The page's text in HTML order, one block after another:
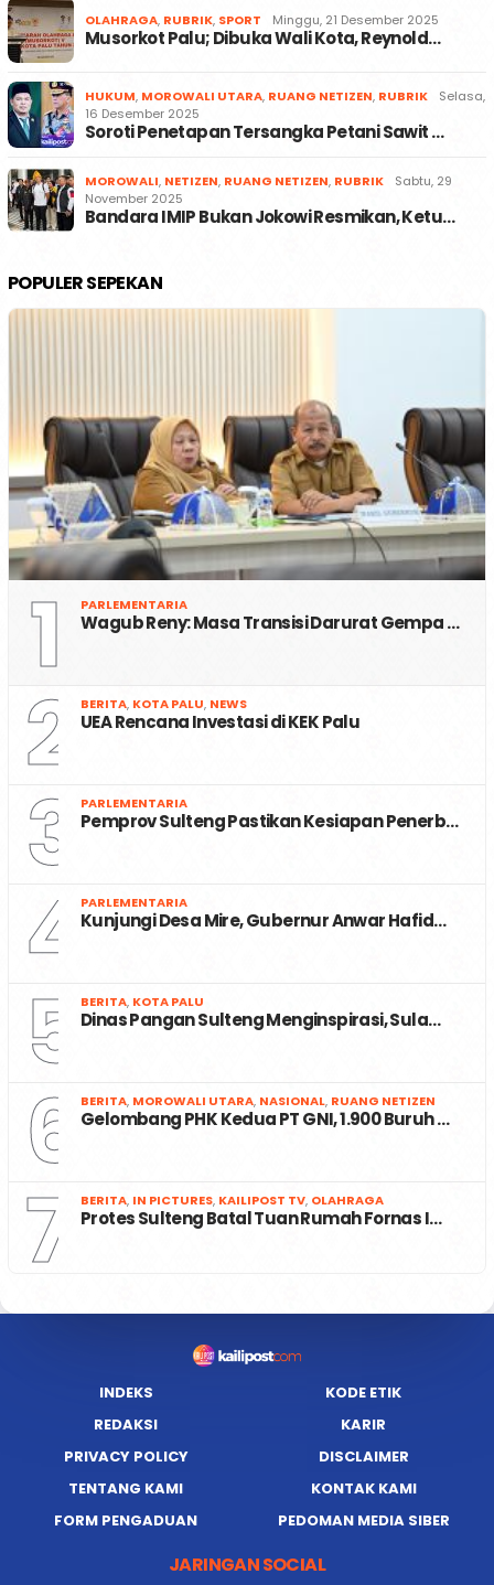
OLAHRAGA, RUBRIK, SPORT Minggu, 21 Desember 2025
Musorkot Palu; Dibuka Wali Kota, Reynold…
HUKUM, MOROWALI UTARA, RUANG NETIZEN, RUBRIK
Selasa,
16 Desember 2025
Soroti Penetapan Tersangka Petani Sawit …
MOROWALI, NETIZEN, RUANG NETIZEN, RUBRIK
Sabtu, 29
November 2025
Bandara IMIP Bukan Jokowi Resmikan, Ketu…
POPULER SEPEKAN
1 PARLEMENTARIA
Wagub Reny: Masa Transisi Darurat Gempa …
2 BERITA, KOTA PALU, NEWS
UEA Rencana Investasi di KEK Palu
3 PARLEMENTARIA
Pemprov Sulteng Pastikan Kesiapan Penerb…
4 PARLEMENTARIA
Kunjungi Desa Mire, Gubernur Anwar Hafid…
5 BERITA, KOTA PALU
Dinas Pangan Sulteng Menginspirasi, Sula…
6 BERITA, MOROWALI UTARA, NASIONAL, RUANG NETIZEN
Gelombang PHK Kedua PT GNI, 1.900 Buruh …
7 BERITA, IN PICTURES, KAILIPOST TV, OLAHRAGA
Protes Sulteng Batal Tuan Rumah Fornas I…
INDEKS
KODE ETIK
REDAKSI
KARIR
PRIVACY POLICY
DISCLAIMER
TENTANG KAMI
KONTAK KAMI
FORM PENGADUAN
PEDOMAN MEDIA SIBER
JARINGAN SOCIAL